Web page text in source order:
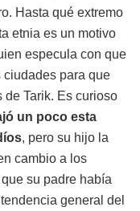
Hasta qué extremo
etnia es un motivo
especula con que
ciudades para que
de Tarik. Es curioso
un poco esta
, pero su hijo la
cambio a los
su padre había
general del